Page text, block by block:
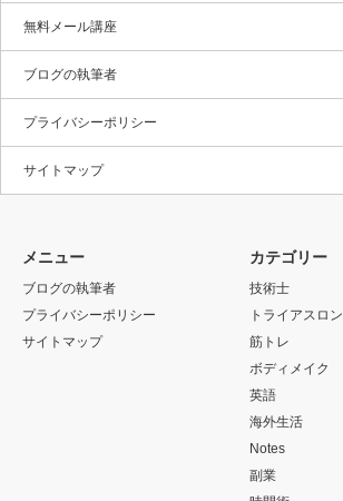
無料メール講座
ブログの執筆者
プライバシーポリシー
サイトマップ
メニュー
ブログの執筆者
プライバシーポリシー
サイトマップ
カテゴリー
技術士
トライアスロン
筋トレ
ボディメイク
英語
海外生活
Notes
副業